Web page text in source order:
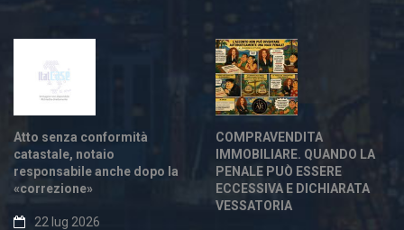
Atto senza conformità
catastale, notaio
responsabile anche dopo la
«correzione»
22 lug 2026
COMPRAVENDITA
IMMOBILIARE. QUANDO LA
PENALE PUÒ ESSERE
ECCESSIVA E DICHIARATA
VESSATORIA